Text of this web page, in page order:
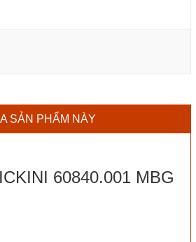
SẢN PHẨM NÀY
60840.001 MBG